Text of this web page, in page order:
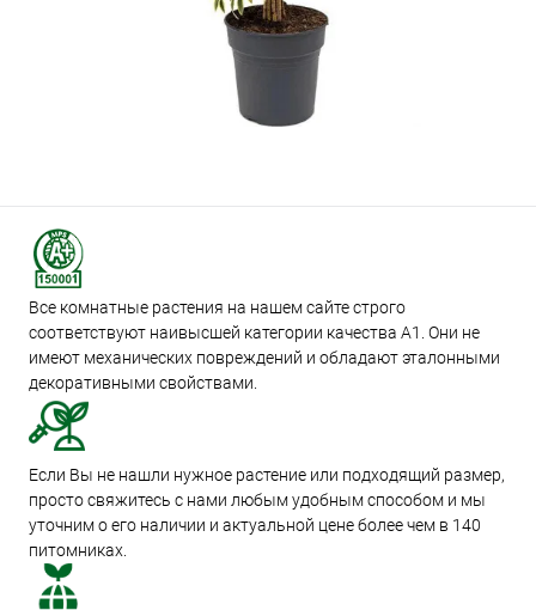
Все комнатные растения на нашем сайте строго
соответствуют наивысшей категории качества А1. Они не
имеют механических повреждений и обладают эталонными
декоративными свойствами.
Если Вы не нашли нужное растение или подходящий размер,
просто свяжитесь с нами любым удобным способом и мы
уточним о его наличии и актуальной цене более чем в 140
питомниках.